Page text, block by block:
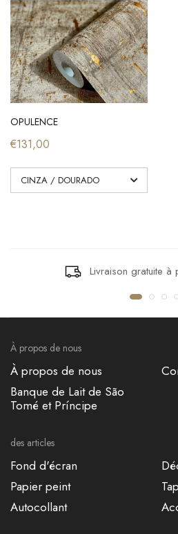
OPULENCE
€131,00
Livraison gratuite
À propos de nous
À propos de nous
Banque de Lait de São
Tomé et Príncipe
des articles
Fond d'écran
Papier peint
Autocollant